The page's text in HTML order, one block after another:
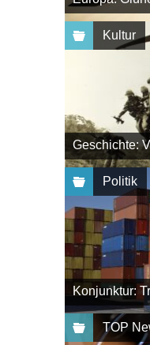
Kultur
Geschichte:
Politik
Konjunktur:
TOP